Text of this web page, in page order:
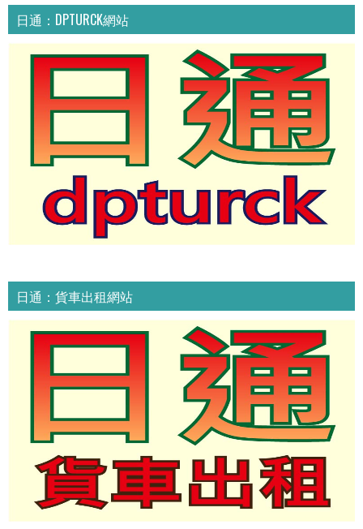
日通：DPTURCK網站
日通：貨車出租網站